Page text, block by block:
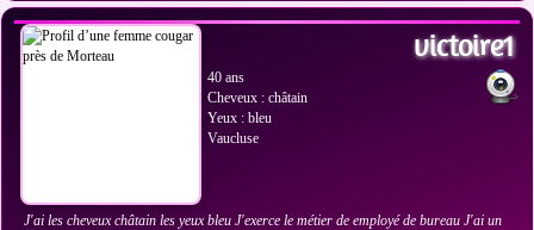
victoire1
40 ans
Cheveux : châtain
Yeux : bleu
Vaucluse
J'ai les cheveux châtain les yeux bleu J'exerce le métier de employé de bureau J'ai un